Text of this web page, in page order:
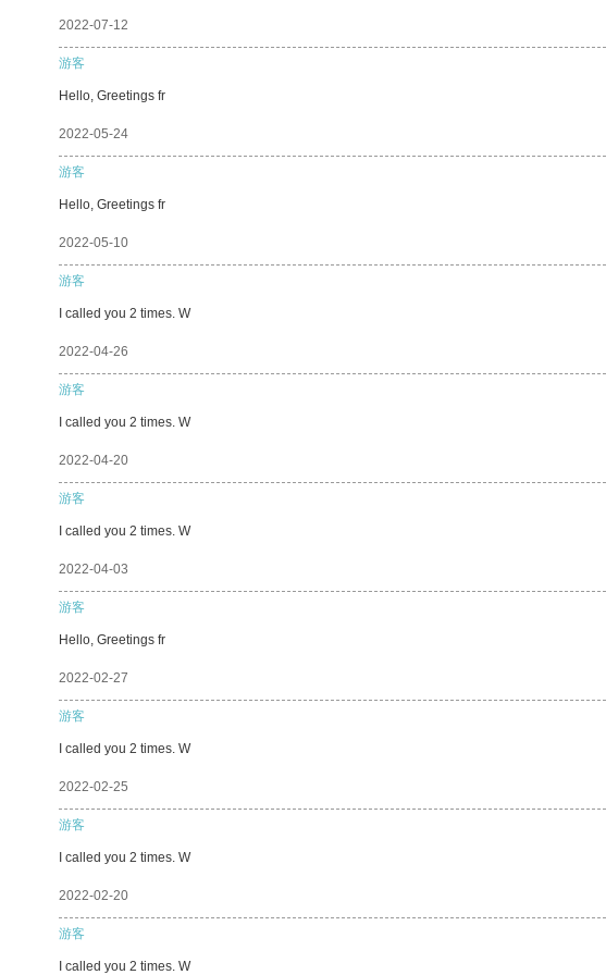
2022-07-12
游客
Hello, Greetings fr
2022-05-24
游客
Hello, Greetings fr
2022-05-10
游客
I called you 2 times. W
2022-04-26
游客
I called you 2 times. W
2022-04-20
游客
I called you 2 times. W
2022-04-03
游客
Hello, Greetings fr
2022-02-27
游客
I called you 2 times. W
2022-02-25
游客
I called you 2 times. W
2022-02-20
游客
I called you 2 times. W